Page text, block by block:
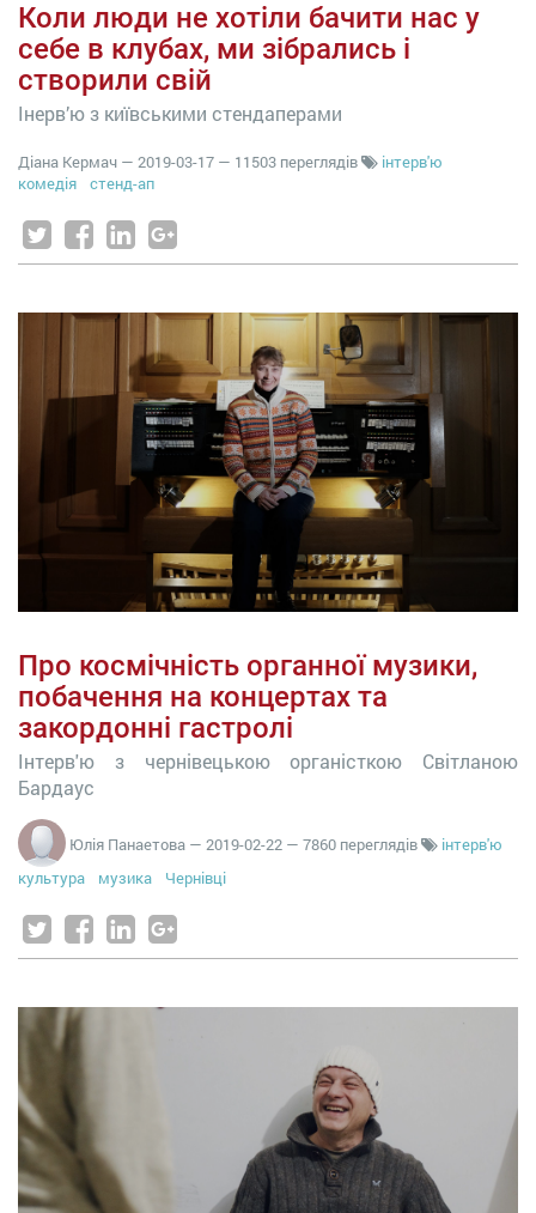
Коли люди не хотіли бачити нас у
себе в клубах, ми зібрались і
створили свій
Інерв’ю з київськими стендаперами
Діана Кермач — 2019-03-17 — 11503 переглядів
інтерв'ю
комедія
стенд-ап
Про космічність органної музики,
побачення на концертах та
закордонні гастролі
Інтерв'ю з чернівецькою органісткою Світланою
Бардаус
Юлія Панаетова — 2019-02-22 — 7860 переглядів
інтерв'ю
культура
музика Чернівці